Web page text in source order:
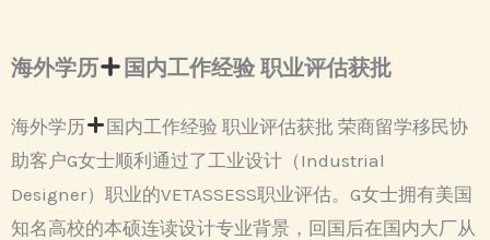
海外学历 国内工作经验 职业评估获批
海外学历
国内工作经验 职业评估获批 荣商留学移民协
助客户G女士顺利通过了工业设计（Industrial
Designer）职业的VETASSESS职业评估。G女士拥有美国
知名高校的本硕连读设计专业背景，回国后在国内大厂从